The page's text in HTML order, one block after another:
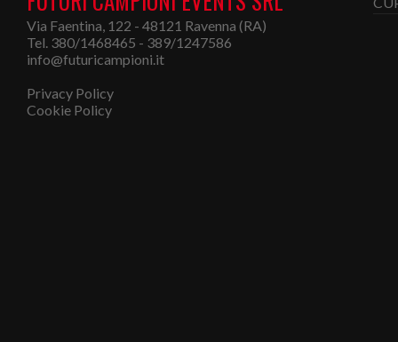
Via Faentina, 122 - 48121 Ravenna (RA)
Tel. 380/1468465 - 389/1247586
info@futuricampioni.it
Privacy Policy
Cookie Policy